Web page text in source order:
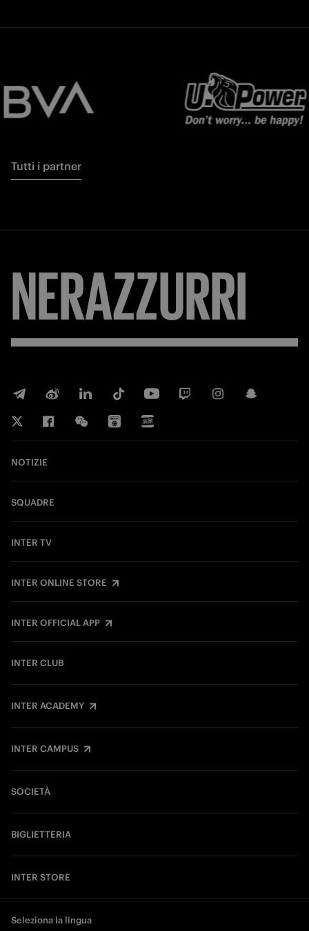
Tutti i partner
NERAZZURRI
NOTIZIE
SQUADRE
INTER TV
INTER ONLINE STORE
INTER OFFICIAL APP
INTER CLUB
INTER ACADEMY
INTER CAMPUS
SOCIETÀ
BIGLIETTERIA
INTER STORE
Seleziona la lingua